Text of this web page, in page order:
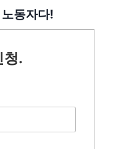
동자다!
청.